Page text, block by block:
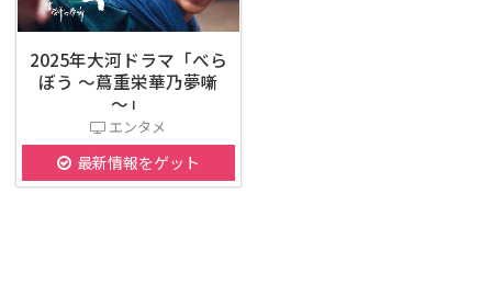
2025年大河ドラマ「べら
ぼう ～蔦重栄華乃夢噺
～」
エンタメ
最新情報をゲット